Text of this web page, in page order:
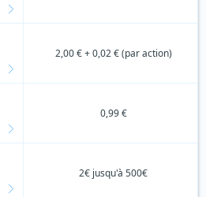
2,00 € + 0,02 € (par action)
0,99 €
2€ jusqu'à 500€